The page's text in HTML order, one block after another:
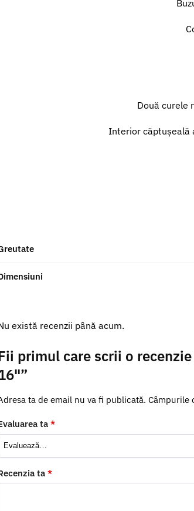
Două curele
Interior căptușeală
există recenzii până acum.
primul care scrii o
ta de email nu va fi publicată. Câmpurile
ta *
ta *